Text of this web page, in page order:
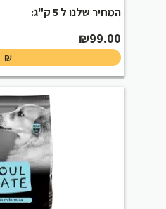
המחיר שלנו ל 5 ק"ג:
₪99.00
₪